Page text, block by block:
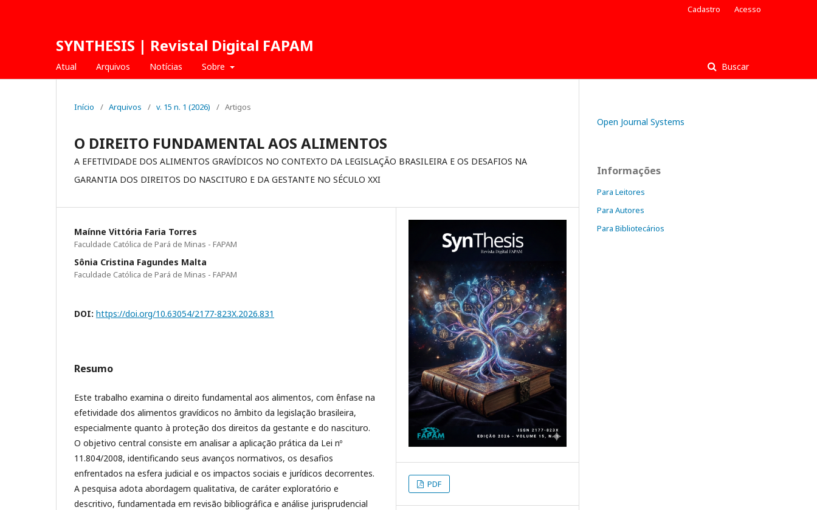
SYNTHESIS | Revistal Digital FAPAM
Atual Arquivos Notícias Sobre Buscar
Cadastro Acesso
Início / Arquivos / v. 15 n. 1 (2026) / Artigos
O DIREITO FUNDAMENTAL AOS ALIMENTOS
A EFETIVIDADE DOS ALIMENTOS GRAVÍDICOS NO CONTEXTO DA LEGISLAÇÃO BRASILEIRA E OS DESAFIOS NA
GARANTIA DOS DIREITOS DO NASCITURO E DA GESTANTE NO SÉCULO XXI
Maínne Vittória Faria Torres
Faculdade Católica de Pará de Minas - FAPAM
Sônia Cristina Fagundes Malta
Faculdade Católica de Pará de Minas - FAPAM
DOI: https://doi.org/10.63054/2177-823X.2026.831
Resumo
Este trabalho examina o direito fundamental aos alimentos, com ênfase na
efetividade dos alimentos gravídicos no âmbito da legislação brasileira,
especialmente quanto à proteção dos direitos da gestante e do nascituro.
O objetivo central consiste em analisar a aplicação prática da Lei nº
11.804/2008, identificando seus avanços normativos, os desafios
enfrentados na esfera judicial e os impactos sociais e jurídicos decorrentes.
A pesquisa adota abordagem qualitativa, de caráter exploratório e
descritivo, fundamentada em revisão bibliográfica e análise jurisprudencial
PDF
Open Journal Systems
Informações
Para Leitores
Para Autores
Para Bibliotecários